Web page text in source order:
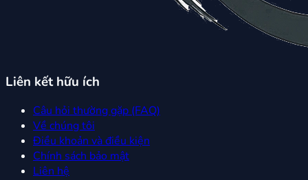
Liên kết hữu ích
Câu hỏi thường gặp (FAQ)
Về chúng tôi
Điều khoản và điều kiện
Chính sách bảo mật
Liên hệ